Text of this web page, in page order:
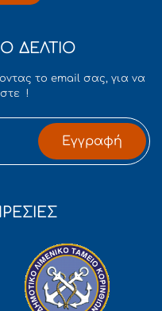
ΔΕΛΤΙΟ
το email σας, για να
!
Εγγραφή